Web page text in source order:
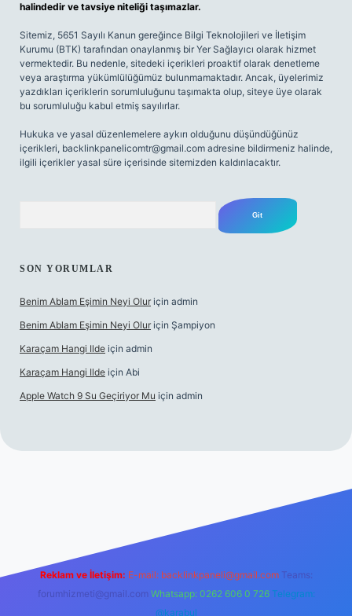
halindedir ve tavsiye niteliği taşımazlar.
Sitemiz, 5651 Sayılı Kanun gereğince Bilgi Teknolojileri ve İletişim
Kurumu (BTK) tarafından onaylanmış bir Yer Sağlayıcı olarak hizmet
vermektedir. Bu nedenle, sitedeki içerikleri proaktif olarak denetleme
veya araştırma yükümlülüğümüz bulunmamaktadır. Ancak, üyelerimiz
yazdıkları içeriklerin sorumluluğunu taşımakta olup, siteye üye olarak
bu sorumluluğu kabul etmiş sayılırlar.
Hukuka ve yasal düzenlemelere aykırı olduğunu düşündüğünüz
içerikleri, backlinkpanelicomtr@gmail.com adresine bildirmeniz halinde,
ilgili içerikler yasal süre içerisinde sitemizden kaldırılacaktır.
SON YORUMLAR
Benim Ablam Eşimin Neyi Olur için admin
Benim Ablam Eşimin Neyi Olur için Şampiyon
Karaçam Hangi Ilde için admin
Karaçam Hangi Ilde için Abi
Apple Watch 9 Su Geçiriyor Mu için admin
Reklam ve İletişim: E-mail: backlinkpaneli@gmail.com Teams:
forumhizmeti@gmail.com Whatsapp: 0262 606 0 726 Telegram:
@karabul